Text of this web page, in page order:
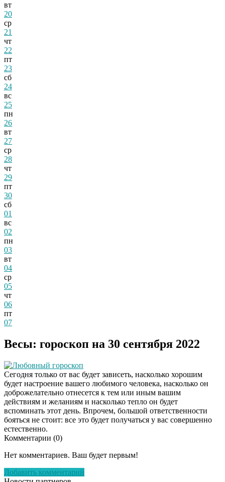
вт
20
ср
21
чт
22
пт
23
сб
24
вс
25
пн
26
вт
27
ср
28
чт
29
пт
30
сб
01
вс
02
пн
03
вт
04
ср
05
чт
06
пт
07
Весы: гороскоп на 30 сентября 2022
Любовный гороскоп
Сегодня только от вас будет зависеть, насколько хорошим
будет настроение вашего любимого человека, насколько он
доброжелательно отнесется к тем или иным вашим
действиям и желаниям и насколько тепло он будет
вспоминать этот день. Впрочем, большой ответственности
бояться не стоит: все это будет получаться у вас совершенно
естественно.
Комментарии (0)
Нет комментариев. Ваш будет первым!
Добавить комментарий
Даже самый
исчезнет с корнем,